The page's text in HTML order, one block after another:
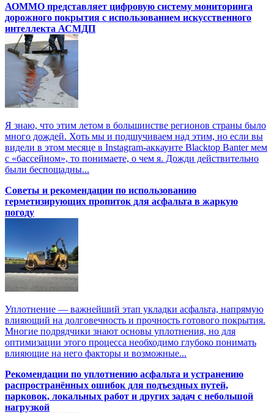
АОММО представляет цифровую систему мониторинга
дорожного покрытия с использованием искусственного
интеллекта АСМДП
Я знаю, что этим летом в большинстве регионов страны было
много дождей. Хоть мы и подшучиваем над этим, но если вы
видели в этом месяце в Instagram-аккаунте Blacktop Banter мем
с «бассейном», то понимаете, о чем я. Дожди действительно
были беспощадны...
Советы и рекомендации по использованию
герметизирующих пропиток для асфальта в жаркую
погоду
Уплотнение — важнейший этап укладки асфальта, напрямую
влияющий на долговечность и прочность готового покрытия.
Многие подрядчики знают основы уплотнения, но для
оптимизации этого процесса необходимо глубоко понимать
влияющие на него факторы и возможные...
Рекомендации по уплотнению асфальта и устранению
распространённых ошибок для подъездных путей,
парковок, локальных работ и других задач с небольшой
нагрузкой